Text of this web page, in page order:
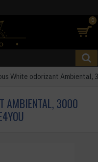
0
White odorizant Ambiental,
AMBIENTAL, 3000